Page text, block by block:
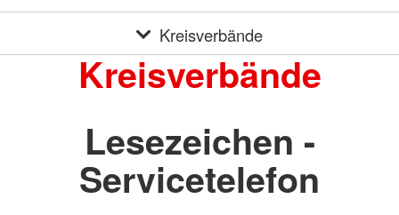
Kreisverbände
Kreisverbände
Lesezeichen -
Servicetelefon